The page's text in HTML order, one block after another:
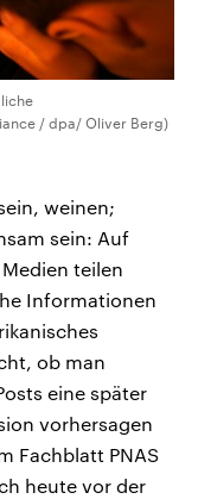
/ dpa/ Oliver Berg)
weinen;
sein: Auf
teilen
Informationen
ob man
eine später
vorhersagen
Fachblatt PNAS
heute vor der